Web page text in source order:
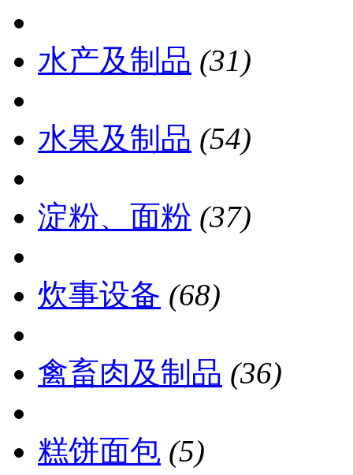
水产及制品 (31)
水果及制品 (54)
淀粉、面粉 (37)
炊事设备 (68)
禽畜肉及制品 (36)
糕饼面包 (5)